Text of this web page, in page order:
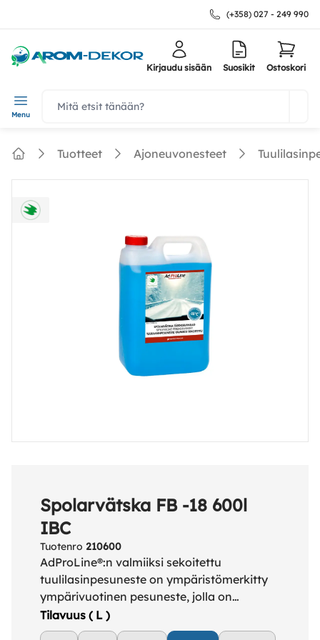
(+358) 027 - 249 990
Menu
Kirjaudu sisään Suosikit Ostoskori
Tuotteet Ajoneuvonesteet
Spolarvätska FB -18 600l
IBC
Tuotenro 210600
AdProLine®:n valmiiksi sekoitettu
tuulilasinpesuneste on ympäristömerkitty
ympärivuotinen pesuneste, jolla on
pakkassuoja -18 °C:een asti. Liuottaa
tehokkaasti likaa, tiesuolaa ja
Tilavuus ( L )